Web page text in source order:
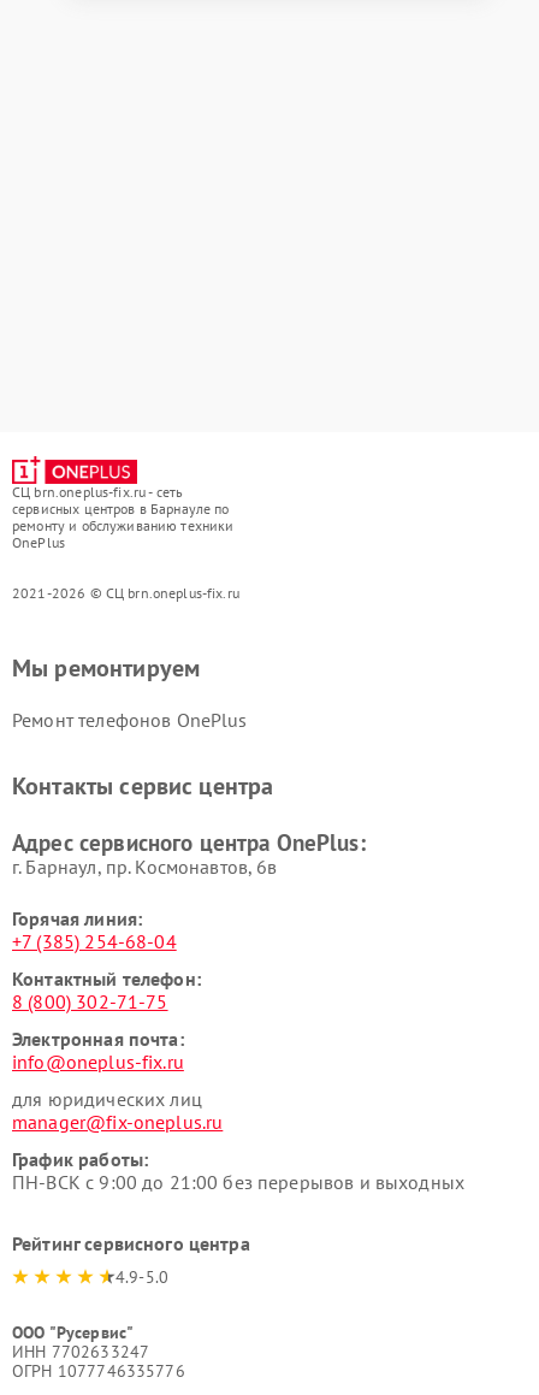
СЦ brn.oneplus-fix.ru - сеть
сервисных центров в Барнауле по
ремонту и обслуживанию техники
OnePlus
2021-2026 © СЦ brn.oneplus-fix.ru
Мы ремонтируем
Ремонт телефонов OnePlus
Контакты сервис центра
Адрес сервисного центра OnePlus:
г. Барнаул, ​пр. Космонавтов, 6в
Горячая линия:
+7 (385) 254-68-04
Контактный телефон:
8 (800) 302-71-75
Электронная почта:
info@oneplus-fix.ru
для юридических лиц
manager@fix-oneplus.ru
График работы:
ПН-ВСК с 9:00 до 21:00 без перерывов и выходных
Рейтинг сервисного центра
4.9-5.0
ООО "Русервис"
ИНН 7702633247
ОГРН 1077746335776